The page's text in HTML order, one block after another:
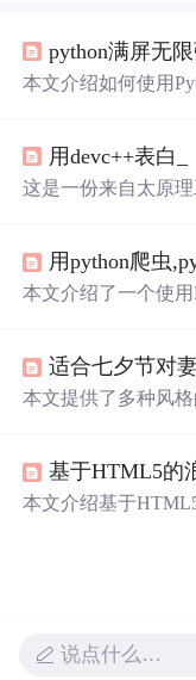
python满屏无
本文介绍如何使用
这是一份来自太原
本文介绍了一个使
本文提供了多种风
用建议，如制作相
基于HTML5的
本文介绍基于
说点什么…